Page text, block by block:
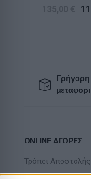
ONLINE ΑΓΟΡΕΣ
Τρόποι Αποστολής